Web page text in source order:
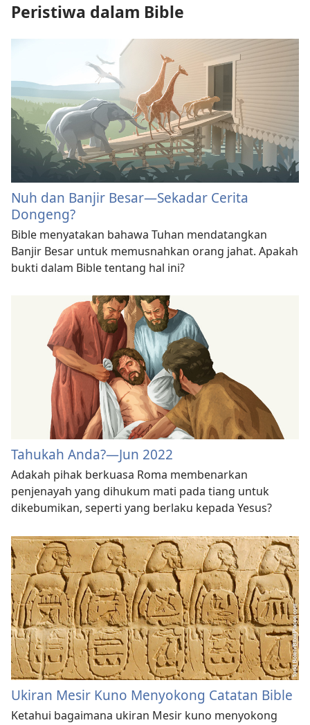
Peristiwa dalam Bible
Nuh dan Banjir Besar​—Sekadar Cerita
Dongeng?
Bible menyatakan bahawa Tuhan mendatangkan
Banjir Besar untuk memusnahkan orang jahat. Apakah
bukti dalam Bible tentang hal ini?
Tahukah Anda?​—Jun 2022
Adakah pihak berkuasa Roma membenarkan
penjenayah yang dihukum mati pada tiang untuk
dikebumikan, seperti yang berlaku kepada Yesus?
Ukiran Mesir Kuno Menyokong Catatan Bible
Ketahui bagaimana ukiran Mesir kuno menyokong